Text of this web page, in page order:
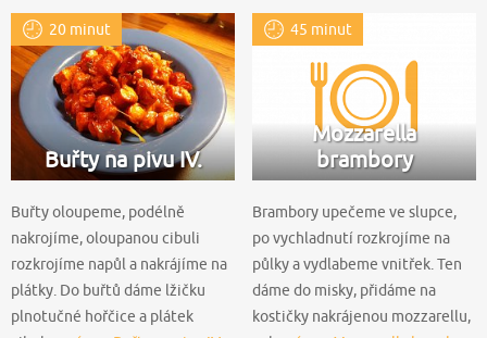
20 minut
Buřty na pivu IV.
Buřty oloupeme, podélně
nakrojíme, oloupanou cibuli
rozkrojíme napůl a nakrájíme na
plátky. Do buřtů dáme lžičku
plnotučné hořčice a plátek
45 minut
Mozzarella
brambory
Brambory upečeme ve slupce,
po vychladnutí rozkrojíme na
půlky a vydlabeme vnitřek. Ten
dáme do misky, přidáme na
kostičky nakrájenou mozzarellu,